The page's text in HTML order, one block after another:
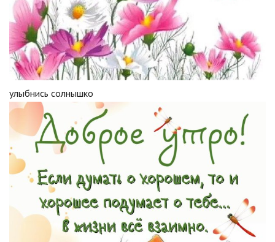
улыбнись солнышко